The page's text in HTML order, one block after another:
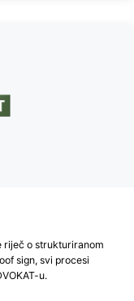
riječ o strukturiranom
sign, svi procesi
u.